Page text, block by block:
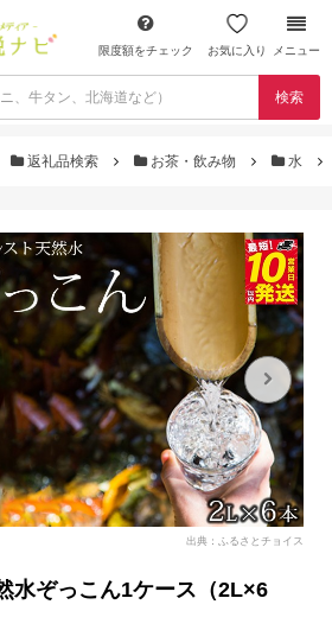
限度額をチェック お気に入り メニュー
検索
返礼品検索 お茶・飲み物 水
出典：ふるさとチョイス
水ぞっこん1ケース（2L×6